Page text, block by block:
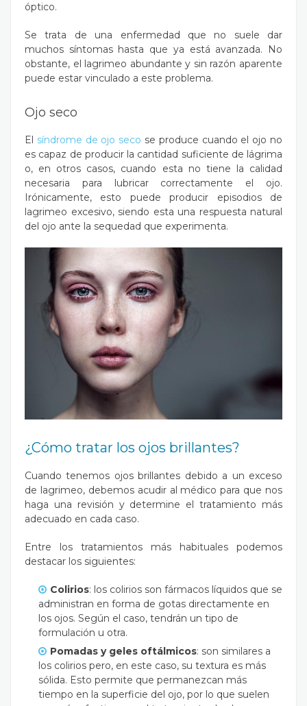
óptico.
Se trata de una enfermedad que no suele dar
muchos síntomas hasta que ya está avanzada. No
obstante, el lagrimeo abundante y sin razón aparente
puede estar vinculado a este problema.
Ojo seco
El síndrome de ojo seco se produce cuando el ojo no
es capaz de producir la cantidad suficiente de lágrima
o, en otros casos, cuando esta no tiene la calidad
necesaria para lubricar correctamente el ojo.
Irónicamente, esto puede producir episodios de
lagrimeo excesivo, siendo esta una respuesta natural
del ojo ante la sequedad que experimenta.
¿Cómo tratar los ojos brillantes?
Cuando tenemos ojos brillantes debido a un exceso
de lagrimeo, debemos acudir al médico para que nos
haga una revisión y determine el tratamiento más
adecuado en cada caso.
Entre los tratamientos más habituales podemos
destacar los siguientes:
Colirios: los colirios son fármacos líquidos que se
administran en forma de gotas directamente en
los ojos. Según el caso, tendrán un tipo de
formulación u otra.
Pomadas y geles oftálmicos: son similares a
los colirios pero, en este caso, su textura es más
sólida. Esto permite que permanezcan más
tiempo en la superficie del ojo, por lo que suelen